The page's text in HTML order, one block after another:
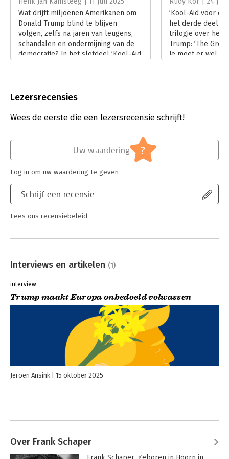
van censuur, repressie, handelsoorlogen en expansiedrift.
Denk aan grootscheepse zuiveringen, deportatiekampen en
het goed- of kwaadschiks annexeren van Groenland, het
Panamakanaal of Canada als 51ste staat.
Wees ook niet verbaasd als Trump in 2028 zijn macht wil
behouden. Steven Hassan: ‘Cult leaders do not relinquish
The Great American Dictator
Wat drijft miljoenen Amerikanen om
Donald Trump blind te blijven
volgen, zelfs na jaren van leugens,
schandalen en ondermijning van de
democratie? In het slotdeel ‘Kool-Aid
uitgroeide tot sekteleider van een
gaat Henk Jan Kamsteeg in op de
‘Kool-Aid voor de
het derde deel
trilogie over het
Trump: ‘The
Je moet er wel
politiek.
Lezersrecensies
Wees de eerste die een lezersrecensie schrijft!
Schrijf een recensie
Lees ons recensiebeleid
Uw waardering ?
Log in om uw waardering te geven
Interviews en artikelen (1)
interview
Trump maakt Europa onbedoeld volwassen
Jeroen Ansink 15 oktober 2025
Over Frank Schaper